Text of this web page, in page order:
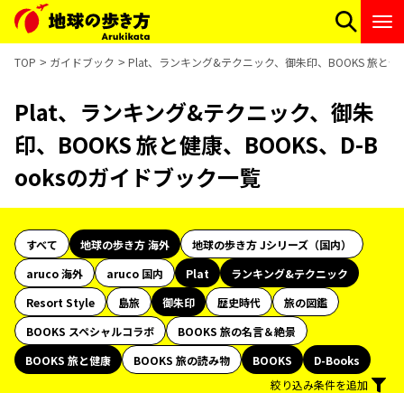
TOP ガイドブック Plat、ランキング&テクニック、御朱印、BOOKS 旅と
Plat、ランキング&テクニック、御朱
印、BOOKS 旅と健康、BOOKS、D-B
ooksのガイドブック一覧
すべて 地球の歩き方 海外
地球の歩き方 Jシリーズ（国内）
aruco 海外
aruco 国内 Plat
ランキング&テクニック
Resort Style
島旅 御朱印 歴史時代
旅の図鑑
BOOKS スペシャルコラボ
BOOKS 旅の名言＆絶景
BOOKS 旅と健康
BOOKS 旅の読み物 BOOKS
D-Books
絞り込み条件を追加